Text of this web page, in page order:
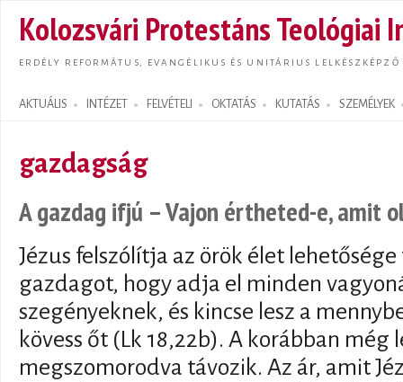
Kolozsvári Protestáns Teológiai
ERDÉLY REFORMÁTUS, EVANGÉLIKUS ÉS UNITÁRIUS LELKÉSZKÉPZŐ
AKTUÁLIS INTÉZET FELVÉTELI OKTATÁS KUTATÁS SZEMÉLYEK
Search form
gazdagság
A gazdag ifjú – Vajon értheted-e, amit
Jézus felszólítja az örök élet
gazdagot, hogy adja el minden
szegényeknek, és kincse lesz a
kövess őt (Lk 18,22b). A korábban
megszomorodva távozik. Az ár, amit